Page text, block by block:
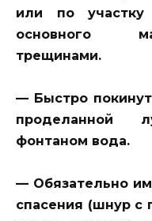
или по
основного
трещинами.
— Быстро
проделанной
фонтаном вода.
— Обязательно
спасения (шнур с